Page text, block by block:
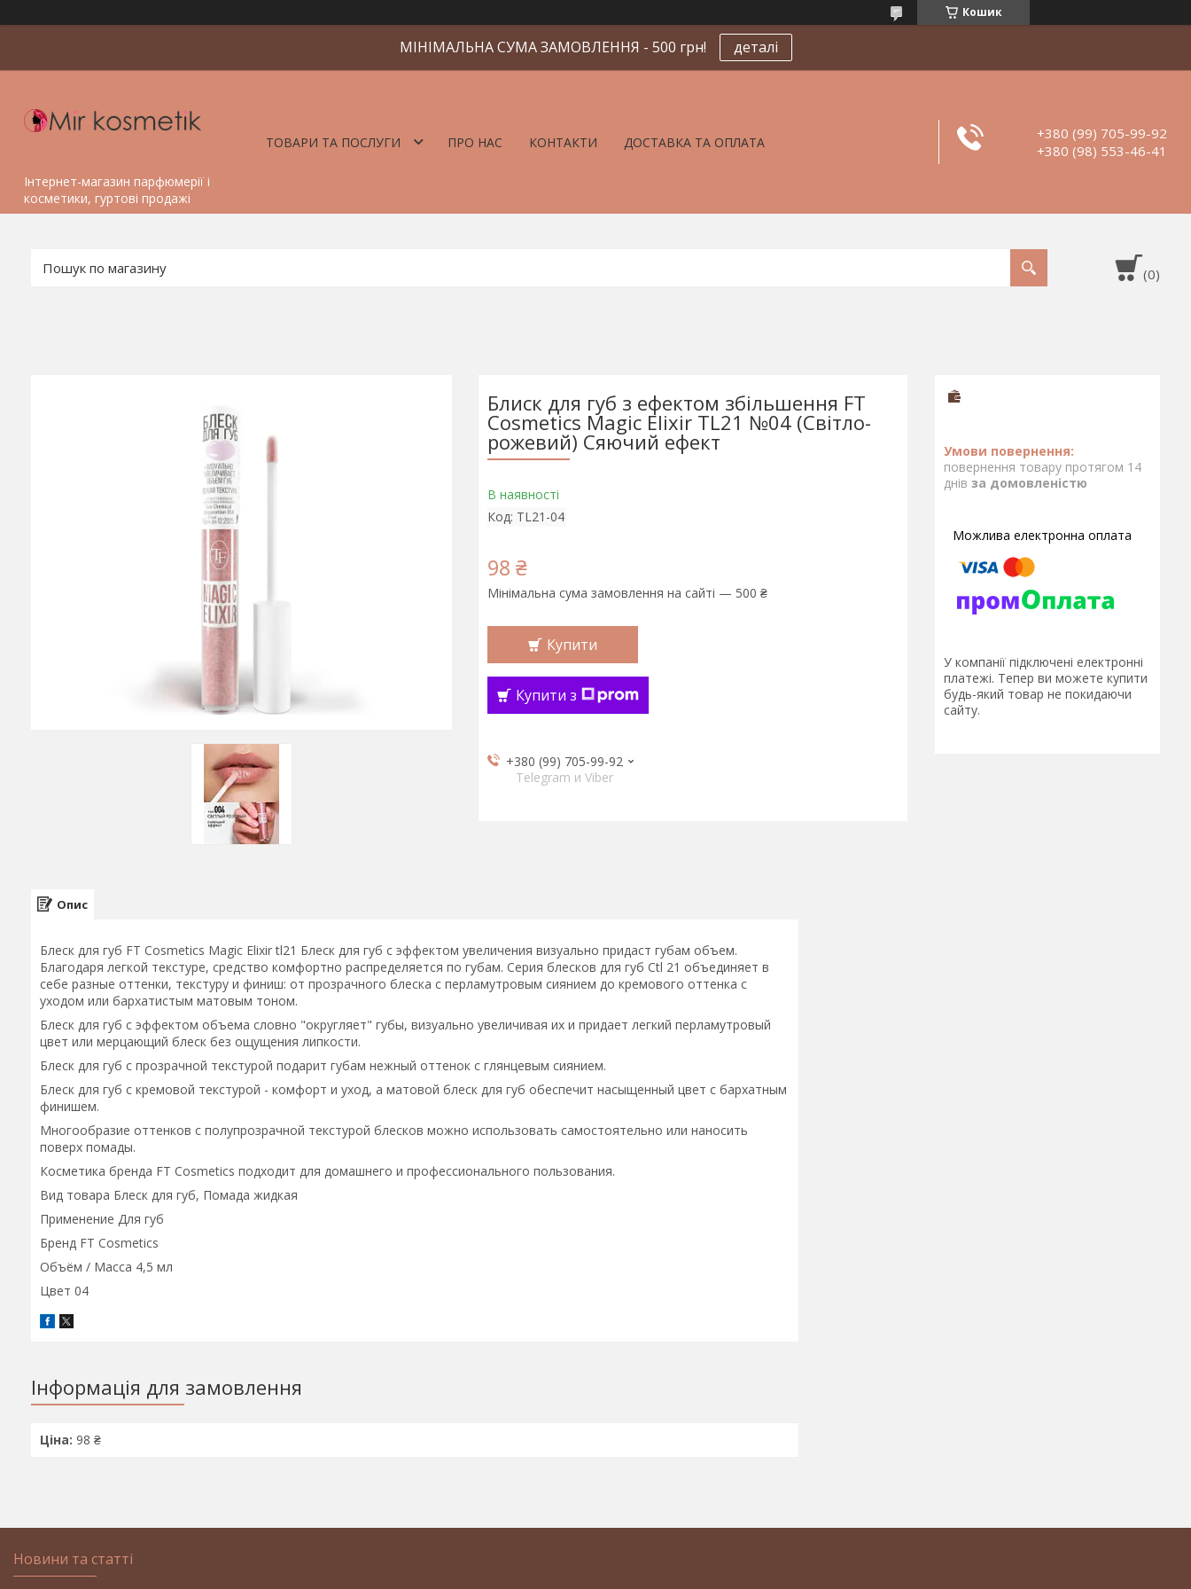
Кошик
МІНІМАЛЬНА СУМА ЗАМОВЛЕННЯ - 500 грн! деталі
Інтернет-магазин парфюмерії і
косметики, гуртові продажі
ТОВАРИ ТА ПОСЛУГИ ПРО НАС КОНТАКТИ ДОСТАВКА ТА ОПЛАТА
+380 (99) 705-99-92
+380 (98) 553-46-41
Блиск для губ з ефектом збільшення FT
Cosmetics Magic Elixir TL21 №04 (Світло-
рожевий) Сяючий ефект
В наявності
Код: TL21-04
98 ₴
Мінімальна сума замовлення на сайті — 500 ₴
Купити
Купити з
+380 (99) 705-99-92
Telegram и Viber
повернення товару протягом 14
днів за домовленістю
У компанії підключені електронні
платежі. Тепер ви можете купити
будь-який товар не покидаючи
сайту.
Опис
Блеск для губ FT Cosmetics Magic Elixir tl21 Блеск для губ с эффектом увеличения визуально придаст губам объем.
Благодаря легкой текстуре, средство комфортно распределяется по губам. Серия блесков для губ Ctl 21 объединяет в
себе разные оттенки, текстуру и финиш: от прозрачного блеска с перламутровым сиянием до кремового оттенка с
уходом или бархатистым матовым тоном.
Блеск для губ с эффектом объема словно "округляет" губы, визуально увеличивая их и придает легкий перламутровый
цвет или мерцающий блеск без ощущения липкости.
Блеск для губ с прозрачной текстурой подарит губам нежный оттенок с глянцевым сиянием.
Блеск для губ с кремовой текстурой - комфорт и уход, а матовой блеск для губ обеспечит насыщенный цвет с бархатным
финишем.
Многообразие оттенков с полупрозрачной текстурой блесков можно использовать самостоятельно или наносить
поверх помады.
Косметика бренда FT Cosmetics подходит для домашнего и профессионального пользования.
Вид товара Блеск для губ, Помада жидкая
Применение Для губ
Бренд FT Cosmetics
Объём / Масса 4,5 мл
Цвет 04
Інформація для замовлення
Ціна: 98 ₴
Новини та статті